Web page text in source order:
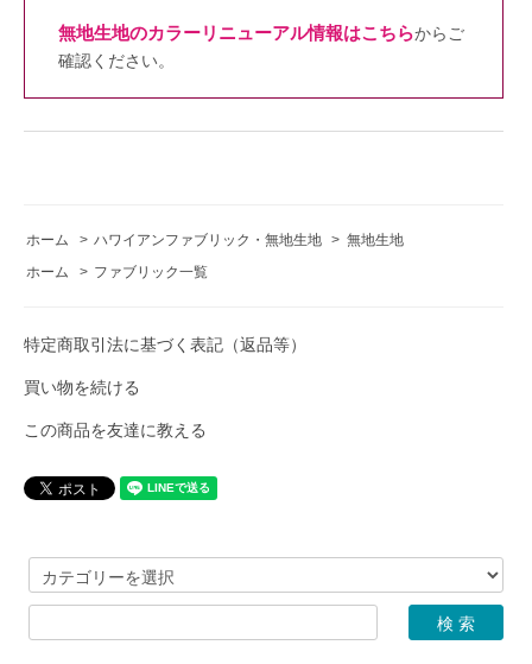
無地生地のカラーリニューアル情報はこちらからご
確認ください。
ホーム > ハワイアンファブリック・無地生地 > 無地生地
ホーム
> ファブリック一覧
特定商取引法に基づく表記（返品等）
買い物を続ける
この商品を友達に教える